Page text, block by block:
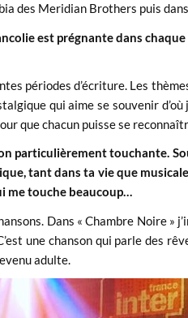
des Meridian Brothers puis
est prégnante dans
périodes d’écriture. Les
qui aime se souvenir
que chacun puisse se
particulièrement touchante.
tant dans ta vie que
me touche beaucoup…
Dans « Chambre Noire »
une chanson qui parle des
adulte.